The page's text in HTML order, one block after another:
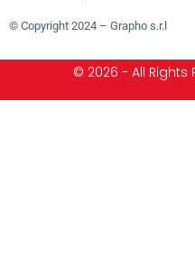
© Copyright 2024 – Grapho s.r.l
© 2026 - All Rights